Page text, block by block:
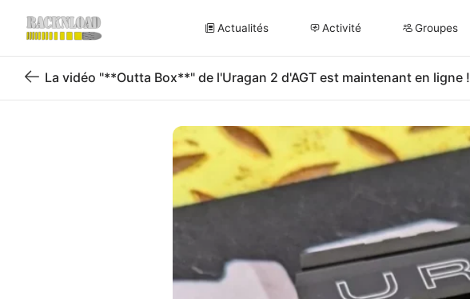
Actualités Activité Groupes
Retour
La vidéo "**Outta Box**" de l'Uragan 2 d'AGT est maintenant en ligne !